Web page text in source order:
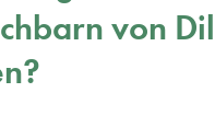
von